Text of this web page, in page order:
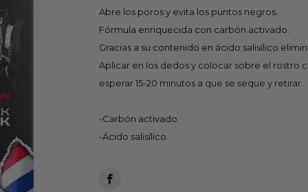
Abre los poros y evita los puntos negros.
Fórmula enriquecida con carbón activado.
Gracias a su contenido en ácido salisílico
Aplicar en los dedos y colocar sobre el rostro
esperar 15-20 minutos a que se seque y retirar.
-Carbón activado
-Ácido salisílico.